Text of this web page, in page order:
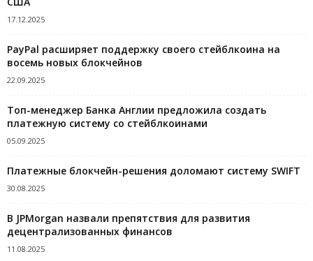
17.12.2025
PayPal расширяет поддержку своего стейблкоина на
восемь новых блокчейнов
22.09.2025
Топ-менеджер Банка Англии предложила создать
платежную систему со стейблкоинами
05.09.2025
Платежные блокчейн-решения доломают систему SWIFT
30.08.2025
В JPMorgan назвали препятствия для развития
децентрализованных финансов
11.08.2025